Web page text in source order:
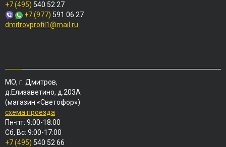
+7 (495) 540 52 27
+7 (977) 591 06 27
dmitrovprofil1@mail.ru
МО, г. Дмитров,
д.Елизаветино, д.203А
(магазин «Светофор»)
схема проезда
Пн-пт: 9:00-18:00
Сб, Вс: 9:00-17:00
+7 (495) 540 52 66